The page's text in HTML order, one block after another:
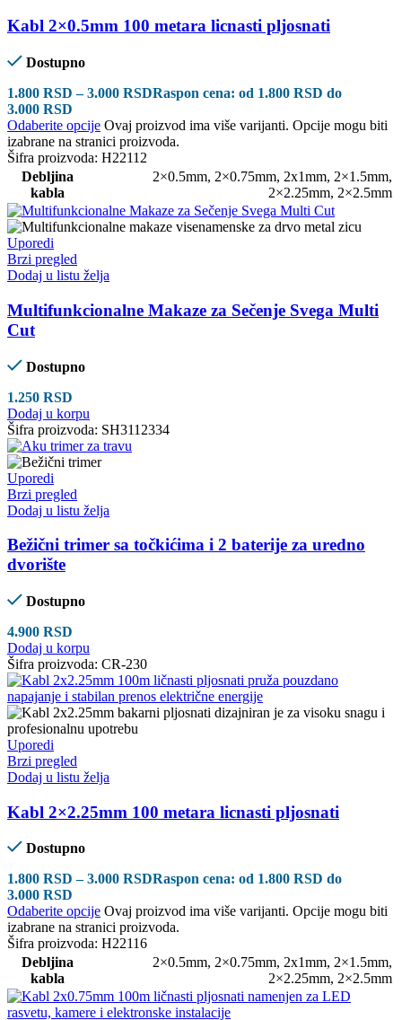
Kabl 2×0.5mm 100 metara licnasti pljosnati
Dostupno
1.800 RSD – 3.000 RSDRaspon cena: od 1.800 RSD do
3.000 RSD
Odaberite opcije Ovaj proizvod ima više varijanti. Opcije mogu biti
izabrane na stranici proizvoda.
Šifra proizvoda: H22112
Debljina
kabla
2×0.5mm, 2×0.75mm, 2x1mm, 2×1.5mm,
2×2.25mm, 2×2.5mm
Uporedi
Brzi pregled
Dodaj u listu želja
Multifunkcionalne Makaze za Sečenje Svega Multi
Cut
Dostupno
1.250 RSD
Dodaj u korpu
Šifra proizvoda: SH3112334
Uporedi
Brzi pregled
Dodaj u listu želja
Bežični trimer sa točkićima i 2 baterije za uredno
dvorište
Dostupno
4.900 RSD
Dodaj u korpu
Šifra proizvoda: CR-230
Uporedi
Brzi pregled
Dodaj u listu želja
Kabl 2×2.25mm 100 metara licnasti pljosnati
Dostupno
1.800 RSD – 3.000 RSDRaspon cena: od 1.800 RSD do
3.000 RSD
Odaberite opcije Ovaj proizvod ima više varijanti. Opcije mogu biti
izabrane na stranici proizvoda.
Šifra proizvoda: H22116
Debljina
kabla
2×0.5mm, 2×0.75mm, 2x1mm, 2×1.5mm,
2×2.25mm, 2×2.5mm